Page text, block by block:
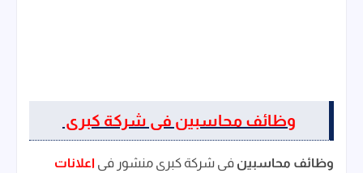
وظائف محاسبين فى شركة كبرى
وظائف محاسبين فى شركة كبرى منشور فى اعلانات